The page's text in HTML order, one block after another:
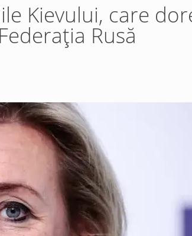
Kievului, care
Rusă